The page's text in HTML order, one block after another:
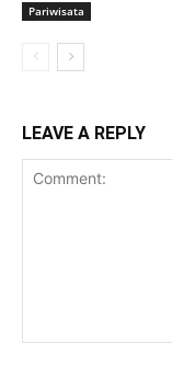
Pariwisata
LEAVE A REPLY